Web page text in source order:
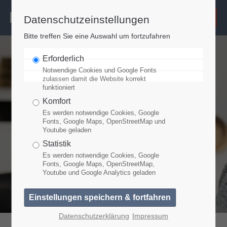
Login
Passwort
Anmelden
Register|Lost your password?
Support
Lorem ipsum dolor sit amet:
Datenschutzeinstellungen
Bitte treffen Sie eine Auswahl um fortzufahren
Erforderlich
Notwendige Cookies und Google Fonts
zulassen damit die Website korrekt
funktioniert
Komfort
Es werden notwendige Cookies, Google
Fonts, Google Maps, OpenStreetMap und
Youtube geladen
Statistik
Es werden notwendige Cookies, Google
Fonts, Google Maps, OpenStreetMap,
Youtube und Google Analytics geladen
Datenschutzerklärung Impressum